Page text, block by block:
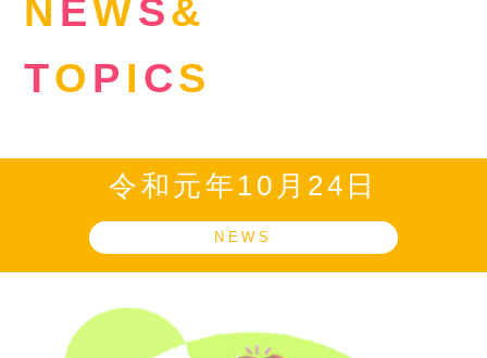
N EWS&
TO P I CS
令和元年10月24日
NEWS